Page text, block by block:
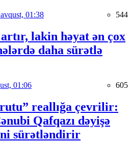
01:38 544
lakin həyat ən çox
daha sürətlə
01:06 605
reallığa çevrilir:
Qafqazı dəyişə
sürətləndirir